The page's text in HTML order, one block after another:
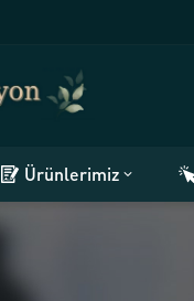
Ürünlerimiz